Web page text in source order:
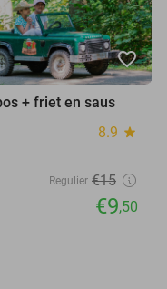
favorite_border
+ friet en saus
8.9 star
Regulier €15
€9,50